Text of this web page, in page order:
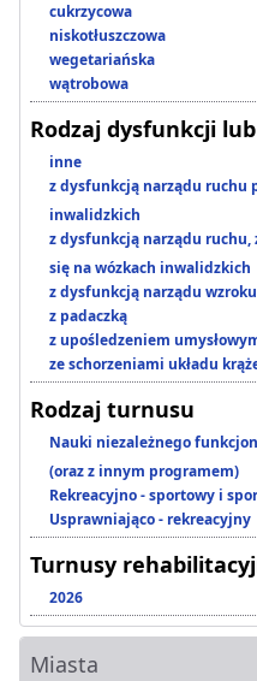
cukrzycowa
niskotłuszczowa
wegetariańska
wątrobowa
Rodzaj dysfunkcji
inne
z dysfunkcją narządu ruchu
inwalidzkich
z dysfunkcją narządu ruchu,
się na wózkach inwalidzkich
z dysfunkcją narządu wzroku
z padaczką
z upośledzeniem
ze schorzeniami układu
Rodzaj turnusu
Nauki niezależnego
(oraz z innym programem)
Rekreacyjno - sportowy i
Usprawniająco - rekreacyjny
Turnusy
2026
Miasta